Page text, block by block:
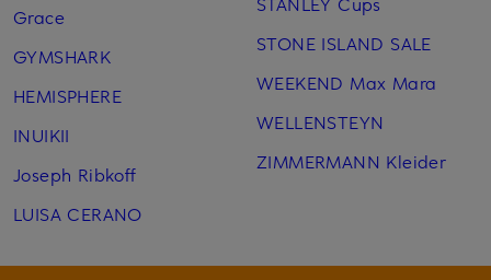
Grace
GYMSHARK
HEMISPHERE
INUIKII
Joseph Ribkoff
LUISA CERANO
STONE ISLAND SALE
WEEKEND Max Mara
WELLENSTEYN
ZIMMERMANN Kleider